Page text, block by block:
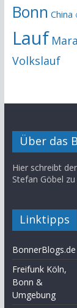
Bonn China
Lauf
Volkslauf
Über das
Hier schreibt
Stefan Göbel
Linktipps
BonnerBlogs.de
Freifunk Köln,
Bonn &
Umgebung